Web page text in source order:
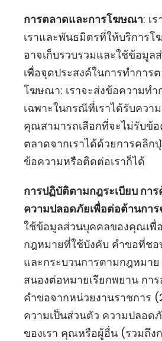
การตลาดและการโฆษณา: เ
เราและพันธมิตรที่ให้บริการ
อาจเก็บรวบรวมและใช้ข้อมู
เพื่อจุดประสงค์ในการทำการ
โฆษณา: เราจะส่งข้อความท
เฉพาะในกรณีที่เราได้รับคว
คุณสามารถเลือกที่จะไม่รับข้
ตลาดจากเราได้ด้วยการคลิก
ข้อความหรือติดต่อเราก็ได้
การปฏิบัติตามกฎระเบียบ กา
ความปลอดภัยเพื่อต่อต้านการ
ใช้ข้อมูลส่วนบุคคลของคุณเพื่
กฎหมายที่ใช้บังคับ คำขอที่ช
และกระบวนการตามกฎหมาย
สนองต่อหมายเรียกพยาน กา
คำขอจากหน่วยงานราชการ
ความเป็นส่วนตัว ความปลอด
ของเรา คุณหรือผู้อื่น (รวมถึง